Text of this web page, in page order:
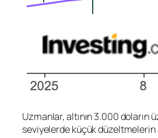
Uzmanlar, altının 3.000 doların
seviyelerde küçük düzeltmelerin